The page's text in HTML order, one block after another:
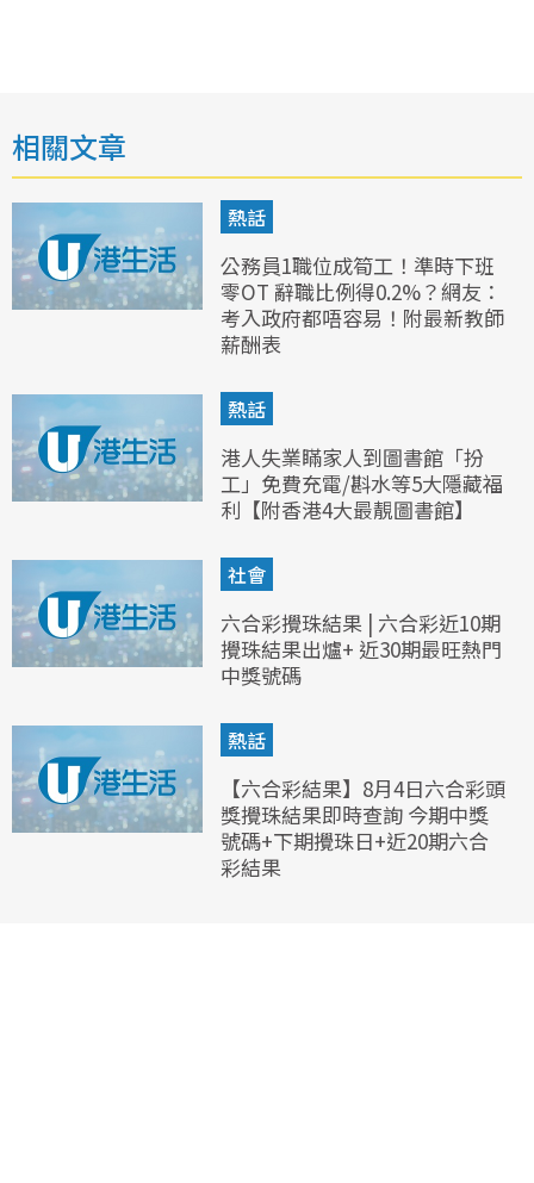
相關文章
熱話
公務員1職位成筍工！準時下班
零OT 辭職比例得0.2%？網友：
考入政府都唔容易！附最新教師
薪酬表
熱話
港人失業瞞家人到圖書館「扮
工」免費充電/斟水等5大隱藏福
利【附香港4大最靚圖書館】
社會
六合彩攪珠結果 | 六合彩近10期
攪珠結果出爐+ 近30期最旺熱門
中獎號碼
熱話
【六合彩結果】8月4日六合彩頭
獎攪珠結果即時查詢 今期中獎
號碼+下期攪珠日+近20期六合
彩結果